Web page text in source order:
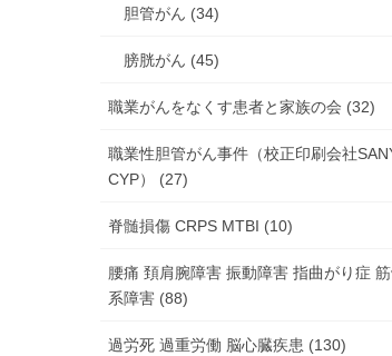
胆管がん (34)
膀胱がん (45)
職業がんをなくす患者と家族の会 (32)
職業性胆管がん事件（校正印刷会社
CYP） (27)
脊髄損傷 CRPS MTBI (10)
腰痛 頚肩腕障害 振動障害 指曲がり症
系障害 (88)
過労死 過重労働 脳心臓疾患 (130)